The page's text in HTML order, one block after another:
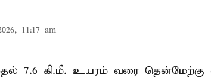
11:17 am
7.6 கி.மீ. உயரம் வரை